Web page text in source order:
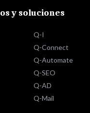
y soluciones
Q-I
Q-Connect
Q-Automate
Q-SEO
Q-AD
Q-Mail